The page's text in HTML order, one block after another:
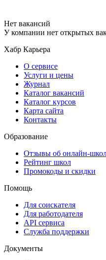
Нет вакансий
У компании нет открытых
Хабр Карьера
О сервисе
Услуги и цены
Журнал
Каталог вакансий
Каталог курсов
Карта сайта
Контакты
Образование
Отзывы об онлайн-
Рейтинг школ
Промокоды и скидки
Помощь
Для соискателя
Для работодателя
API сервиса
Служба поддержки
Документы